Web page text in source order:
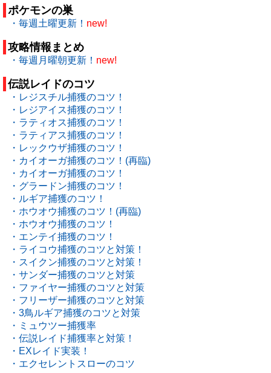
ポケモンの巣
・毎週土曜更新！ new!
攻略情報まとめ
・毎週月曜朝更新！ new!
伝説レイドのコツ
・レジスチル捕獲のコツ！
・レジアイス捕獲のコツ！
・ラティオス捕獲のコツ！
・ラティアス捕獲のコツ！
・レックウザ捕獲のコツ！
・カイオーガ捕獲のコツ！(再臨)
・カイオーガ捕獲のコツ！
・グラードン捕獲のコツ！
・ルギア捕獲のコツ！
・ホウオウ捕獲のコツ！(再臨)
・ホウオウ捕獲のコツ！
・エンテイ捕獲のコツ！
・ライコウ捕獲のコツと対策！
・スイクン捕獲のコツと対策！
・サンダー捕獲のコツと対策
・ファイヤー捕獲のコツと対策
・フリーザー捕獲のコツと対策
・3鳥ルギア捕獲のコツと対策
・ミュウツー捕獲率
・伝説レイド捕獲率と対策！
・EXレイド実装！
・エクセレントスローのコツ